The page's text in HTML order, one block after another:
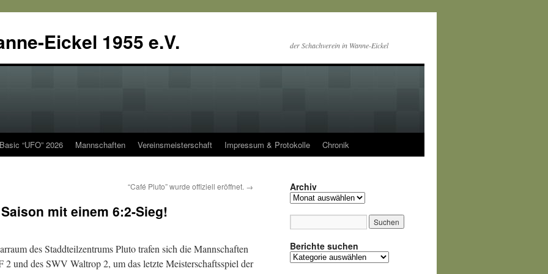
Eickel 1955 e.V. der Schachverein in Wanne-Eickel
“UFO” 2026 Mannschaften Vereinsmeisterschaft Impressum & Protokolle Chronik
“Café Pluto” wurde offiziell eröffnet. →
mit einem 6:2-Sieg!
des Staddteilzentrums Pluto trafen sich die Mannschaften
2 und des SWV Waltrop 2, um das letzte Meisterschaftsspiel der
Archiv
Archiv
Berichte suchen
Berichte